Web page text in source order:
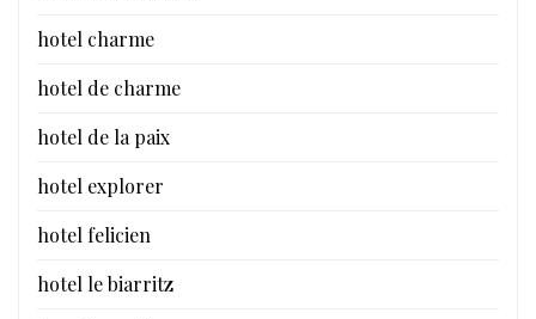
hotel charme
hotel de charme
hotel de la paix
hotel explorer
hotel felicien
hotel le biarritz